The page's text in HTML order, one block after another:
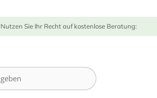
Sie Ihr Recht auf kostenlose Beratung: